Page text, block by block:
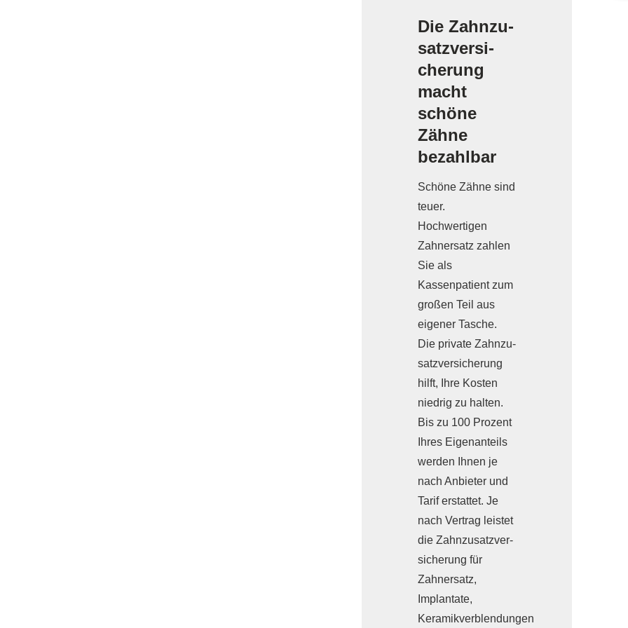
Die Zahn­zu­
satz­ver­si­
che­rung
macht
schöne
Zähne
bezahlbar
Schöne Zähne sind
teuer.
Hochwertigen
Zahnersatz zahlen
Sie als
Kassenpatient zum
großen Teil aus
eigener Tasche.
Die private Zahn­zu­
satz­ver­si­che­rung
hilft, Ihre Kosten
niedrig zu halten.
Bis zu 100 Prozent
Ihres Eigenanteils
werden Ihnen je
nach Anbieter und
Tarif erstattet. Je
nach Vertrag leistet
die Zahn­zu­satz­ver­
si­che­rung für
Zahnersatz,
Implantate,
Keramikverblendungen